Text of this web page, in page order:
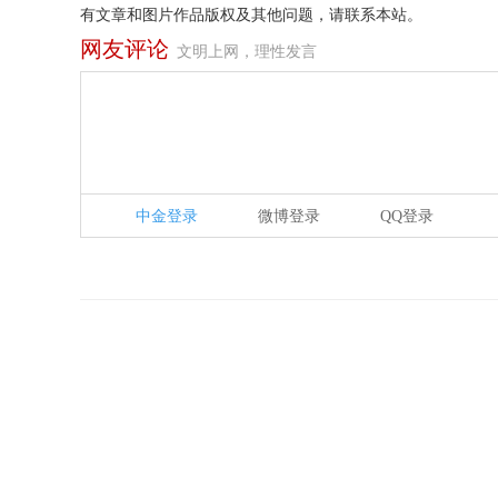
有文章和图片作品版权及其他问题，请联系本站。
网友评论 文明上网，理性发言
中金登录 微博登录 QQ登录